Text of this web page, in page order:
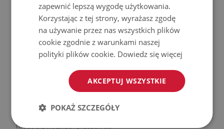
Jak dbać o produkt?
Czyść wilgotną szmatką —
nie używaj silnych środków
chemicznych.
Regularnie wietrz dolną warstwę maty.
powierzchni. Po umieszczeniu na miękkiej powierzchni
może się wyginać i przesuwać.
zapewnić lepszą wygodę użytkowania.
Korzystając z tej strony, wyrażasz zgodę
na używanie przez nas wszystkich plików
cookie zgodnie z warunkami naszej
polityki plików cookie. Dowiedz się więcej
AKCEPTUJ WSZYSTKIE
POKAŻ SZCZEGÓŁY